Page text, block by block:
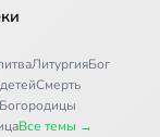
ЛитургияБог
Смерть
Все темы →